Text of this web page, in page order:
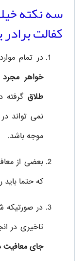
سه نکته
کفالت
در تمام
خواهر مجرد
طلاق گرفته
نمی تواند
موجه باشد.
بعضی از
که حتما
در صورتیکه
تاخیری در
جای معافیت